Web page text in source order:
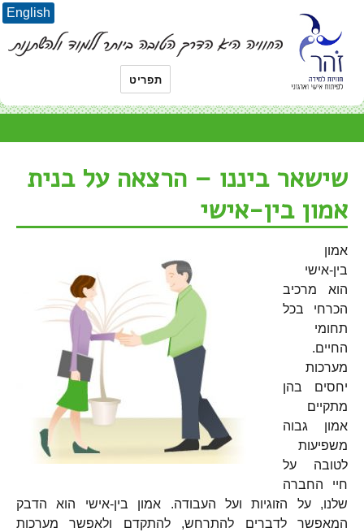
English
תפריט
שישאר ביננו – הרצאה על בנית
אמון בין-אישי
אמון
בין-אישי
הוא מרכיב
הכרחי בכל
תחומי
החיים.
מערכות
יחסים בהן
מתקיים
אמון גבוה
משפיעות
לטובה על
חיי החברה
שלנו, על הזוגיות ועל העבודה. אמון בין-אישי הוא הדבק
המאפשר לדברים להתרחש, להתקדם ולאפשר מערכות